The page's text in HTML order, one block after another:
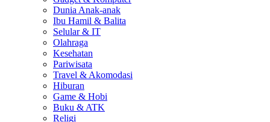
Dunia Anak-anak
Ibu Hamil & Balita
Selular & IT
Olahraga
Kesehatan
Pariwisata
Travel & Akomodasi
Hiburan
Game & Hobi
Buku & ATK
Religi